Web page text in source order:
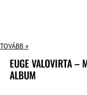
TOVÁBB »
EUGE VALOVIRTA –
ALBUM